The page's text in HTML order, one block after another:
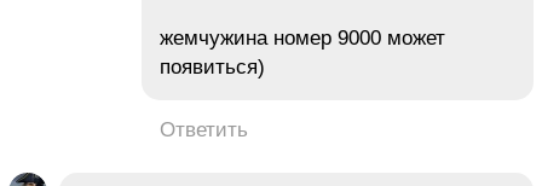
жемчужина номер 9000 может
появиться)
Ответить